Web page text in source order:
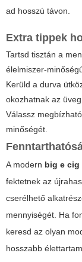
ad hosszú távon.
Extra tippek
Tartsd tisztán a
élelmiszer-
Kerüld a durva
okozhatnak az
Válassz
minőségét.
A modern big e cig
fektetnek az
cserélhető
mennyiségét. Ha
keresd az olyan
hosszabb